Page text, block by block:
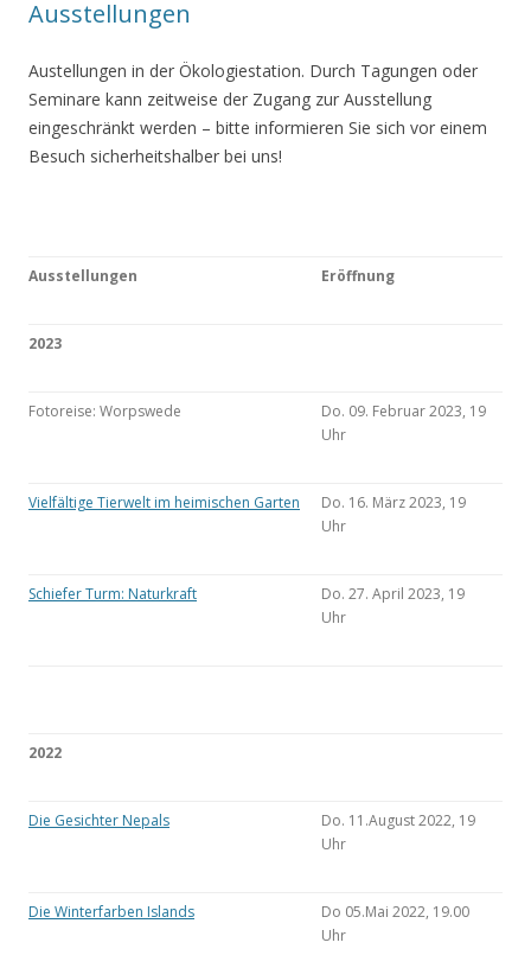
Ausstellungen
Austellungen in der Ökologiestation. Durch Tagungen oder
Seminare kann zeitweise der Zugang zur Ausstellung
eingeschränkt werden – bitte informieren Sie sich vor einem
Besuch sicherheitshalber bei uns!
Ausstellungen Eröffnung
2023
Fotoreise: Worpswede
Do. 09. Februar 2023, 19
Uhr
Vielfältige Tierwelt im heimischen Garten
Do. 16. März 2023, 19
Uhr
Schiefer Turm: Naturkraft
Do. 27. April 2023, 19
Uhr
2022
Die Gesichter Nepals
Do. 11.August 2022, 19
Uhr
Die Winterfarben Islands
Do 05.Mai 2022, 19.00
Uhr